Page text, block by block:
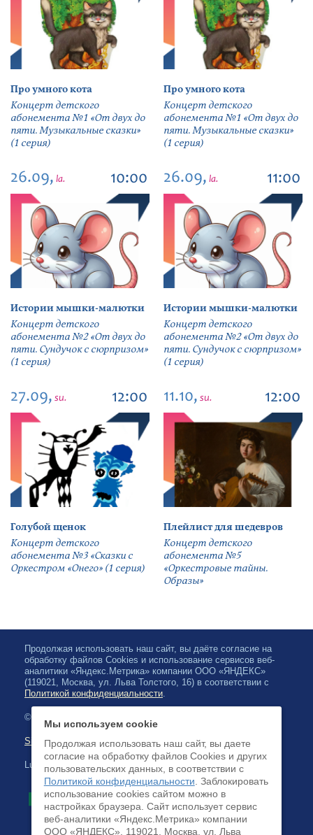
Про умного кота
Концерт детского
абонемента №1 «От двух до
пяти. Музыкальные сказки»
(1 серия)
Про умного кота
Концерт детского
абонемента №1 «От двух до
пяти. Музыкальные сказки»
(1 серия)
26.09, la. 10:00
Истории мышки-малютки
Концерт детского
абонемента №2 «От двух до
пяти. Сундучок с сюрпризом»
(1 серия)
26.09, la. 11:00
Истории мышки-малютки
Концерт детского
абонемента №2 «От двух до
пяти. Сундучок с сюрпризом»
(1 серия)
27.09, su. 12:00
Голубой щенок
Концерт детского
абонемента №3 «Сказки с
Оркестром «Онего» (1 серия)
11.10, su. 12:00
Плейлист для шедевров
Концерт детского
абонемента №5
«Оркестровые тайны.
Образы»
Продолжая использовать наш сайт, вы даёте согласие на
обработку файлов Cookies и использование сервисов веб-
аналитики «Яндекс.Метрика» компании ООО «ЯНДЕКС»
(119021, Москва, ул. Льва Толстого, 16) в соответствии с
Политикой конфиденциальности.
© 2026, Karjalan valtionfilharmonia
Sivuston kartta
Luottokortilla maksaminen on saatavilla
Мы используем cookie
Продолжая использовать наш сайт, вы даете
согласие на обработку файлов Cookies и других
пользовательских данных, в соответствии с
Политикой конфиденциальности . Заблокировать
использование cookies сайтом можно в
настройках браузера. Cайт использует сервис
веб-аналитики «Яндекс.Метрика» компании
ООО «ЯНДЕКС», 119021, Москва, ул. Льва